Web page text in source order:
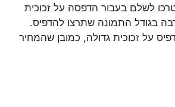
לשלם בעבור הדפסה על זכוכית
בגודל התמונה שתרצו להדפיס.
על זכוכית גדולה, כמובן שהמחיר